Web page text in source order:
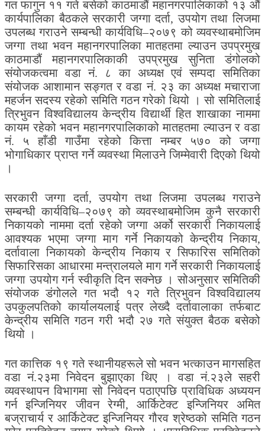
गत फागुन ११ गते बसेको काठमाडौं महानगरपालिकाको १३ औं
कार्यपालिका बैठकले सरकारी जग्गा दर्ता, उपयोग तथा लिजमा
उपलब्ध गराउने सम्बन्धी कार्यविधि–२०७९ को व्यवस्थाबमोजिम
जग्गा तथा भवन महानगरपालिका मातहतमा ल्याउन उपप्रमुख
काठमाडौं महानगरपालिकाकी उपप्रमुख सुनिता डंगोलको
संयोजकत्वमा वडा नं. ८ का अध्यक्ष एवं सम्पदा समितिका
संयोजक आशामान सङ्गत र वडा नं. २३ का अध्यक्ष मचाराजा
महर्जन सदस्य रहेको समिति गठन गरेको थियो । सो समितिलाई
त्रिभुवन विश्वविद्यालय केन्द्रीय विद्यार्थी हित शाखाका नाममा
कायम रहेको भवन महानगरपालिकाको मातहतमा ल्याउन र वडा
नं. ५ हाँडी गाउँमा रहेको कित्ता नम्बर ५७० को जग्गा
भोगाधिकार प्राप्त गर्ने व्यवस्था मिलाउने जिम्मेवारी दिएको थियो
।
सरकारी जग्गा दर्ता, उपयोग तथा लिजमा उपलब्ध गराउने
सम्बन्धी कार्यविधि–२०७९ को व्यवस्थाबमोजिम कुनै सरकारी
निकायको नाममा दर्ता रहेको जग्गा अर्को सरकारी निकायलाई
आवश्यक भएमा जग्गा माग गर्ने निकायको केन्द्रीय निकाय,
दर्तावाला निकायको केन्द्रीय निकाय र सिफारिस समितिको
सिफारिसका आधारमा मन्त्रालयले माग गर्ने सरकारी निकायलाई
जग्गा उपयोग गर्न स्वीकृति दिन सक्नेछ । सोअनुसार समितिकी
संयोजक डंगोलले गत भदौ १२ गते त्रिभुवन विश्वविद्यालय
उपकुलपतिको कार्यालयलाई पत्र लेख्दै दर्तावालाका तर्फबाट
केन्द्रीय समिति गठन गरी भदौ २७ गते संयुक्त बैठक बसेको
थियो ।
गत कात्तिक १९ गते स्थानीयहरूले सो भवन भत्काउन मागसहित
वडा नं.२३मा निवेदन बुझाएका थिए । वडा नं.२३ले सहरी
व्यवस्थापन विभागमा सो निवेदन पठाएपछि प्राविधिक अध्ययन
गर्न इन्जिनियर जीवन रेग्मी, आर्किटेक्ट इन्जिनियर अमित
बज्राचार्य र आर्किटेक्ट इन्जिनियर गौरव श्रेष्ठको समिति गठन